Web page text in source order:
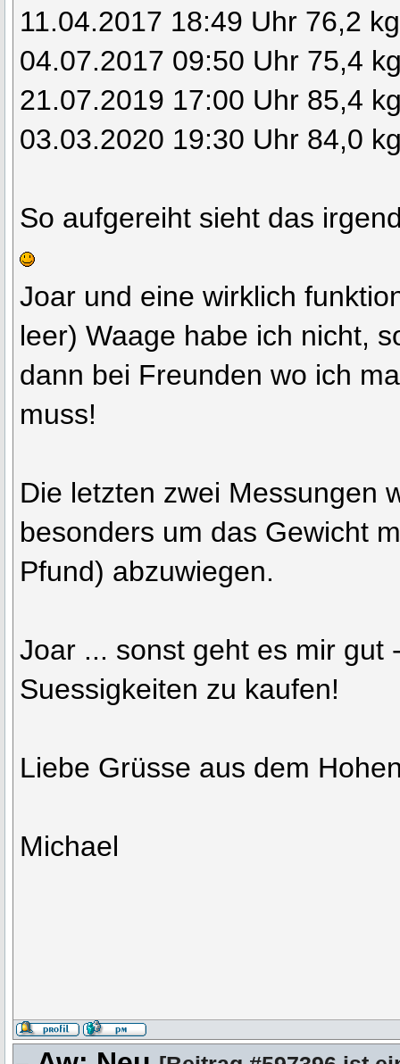
11.04.2017 18:49 Uhr 76,2 kg
04.07.2017 09:50 Uhr 75,4
21.07.2019 17:00 Uhr 85,4
03.03.2020 19:30 Uhr 84,0
So aufgereiht sieht das
Joar und eine wirklich
leer) Waage habe ich nicht,
dann bei Freunden wo ich
muss!
Die letzten zwei Messungen
besonders um das Gewicht
Pfund) abzuwiegen.
Joar ... sonst geht es mir gut
Suessigkeiten zu kaufen!
Liebe Grüsse aus dem
Michael